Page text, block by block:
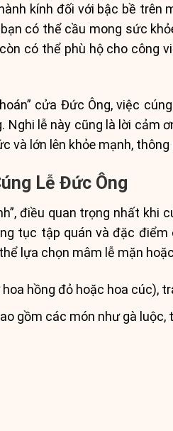
kính đối với bậc bề trên
có thể cầu mong sức
có thể phù hộ cho công
cửa Đức Ông, việc
Nghi lễ này cũng là lời cảm
và lớn lên khỏe mạnh, thông
Lễ Đức Ông
điều quan trọng nhất
tục tập quán và đặc
lựa chọn mâm lễ mặn
hồng đỏ hoặc hoa cúc),
gồm các món như gà luộc,